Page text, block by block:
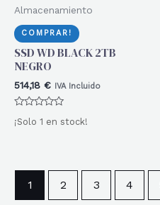
Almacenamiento
COMPRAR!
SSD WD BLACK 2TB
NEGRO
514,18 € IVA Incluido
Valorado
con
¡Solo 1 en stock!
1 2 3 4